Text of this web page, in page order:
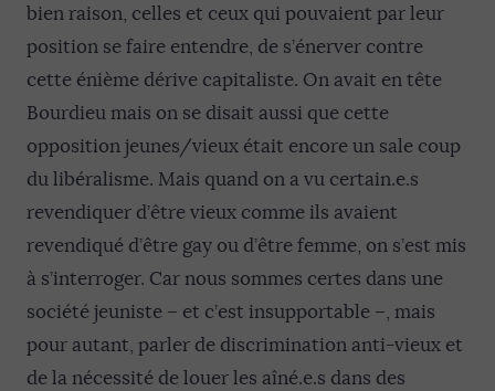
bien raison, celles et ceux qui pouvaient par leur
position se faire entendre, de s’énerver contre
cette énième dérive capitaliste. On avait en tête
Bourdieu mais on se disait aussi que cette
opposition jeunes/vieux était encore un sale coup
du libéralisme. Mais quand on a vu certain.e.s
revendiquer d’être vieux comme ils avaient
revendiqué d’être gay ou d’être femme, on s’est mis
à s’interroger. Car nous sommes certes dans une
société jeuniste – et c’est insupportable –, mais
pour autant, parler de discrimination anti-vieux et
de la nécessité de louer les aîné.e.s dans des